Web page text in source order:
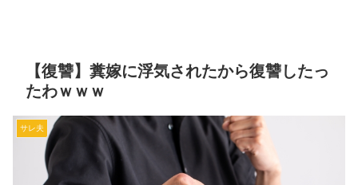
【復讐】糞嫁に浮気されたから復讐したっ
たわｗｗｗ
サレ夫